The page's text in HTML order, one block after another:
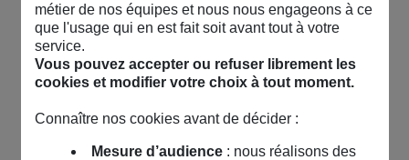
métier de nos équipes et nous nous engageons à ce
que l'usage qui en est fait soit avant tout à votre
service.
Vous pouvez accepter ou refuser librement les
cookies et modifier votre choix à tout moment.
Connaître nos cookies avant de décider :
Mesure d’audience: nous réalisons des